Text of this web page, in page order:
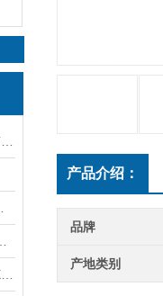
产品介绍：
品牌
产地类别